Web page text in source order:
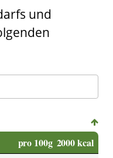
und
pro 100g 2000 kcal